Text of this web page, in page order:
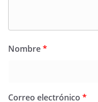
Nombre*
Correo electrónico *